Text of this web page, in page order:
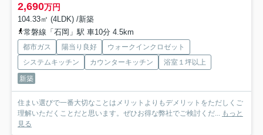
2,690万円
104.33㎡ (4LDK) /新築
常磐線「石岡」駅 車10分 4.5km
都市ガス 陽当り良好
ウォークインクロゼット
システムキッチン
カウンターキッチン
浴室１坪以上
新築
住まい選びで一番大切なことはメリットよりもデメリットをただしくご
理解いただくことだと思います。ぜひお得な弊社でご検討くだ... もっと
見る